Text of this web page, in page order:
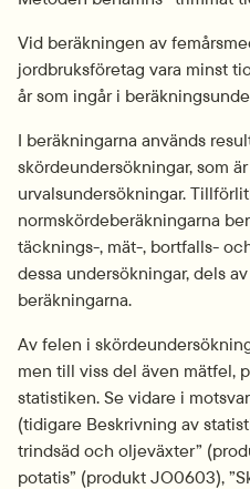
Vid beräkningen av
jordbruksföretag vara minst
år som ingår i
I beräkningarna används
skördeundersökningar, som
urvalsundersökningar.
normskördeberäkningarna
täcknings-, mät-, bortfalls-
dessa undersökningar, dels
beräkningarna.
Av felen i
men till viss del även mätfel,
statistiken. Se vidare i
(tidigare Beskrivning av
trindsäd och oljeväxter”
potatis” (produkt JO0603),